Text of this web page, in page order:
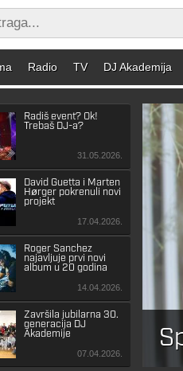
Radio TV DJ Akademija
Radiš event? Ok!
Trebaš DJ-a?
31.05.2026.
David Guetta i Marten
Hørger pokrenuli novi
projekt
17.04.2026.
Roger Sanchez
najavljuje prvi novi
album u 20 godina
14.04.2026.
Završila jubilarna 30.
generacija DJ
Akademije
07.04.2026.